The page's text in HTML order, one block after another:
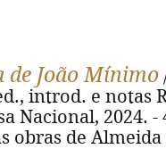
de João Mínimo
introd. e notas
Nacional, 2024. -
obras de Almeida